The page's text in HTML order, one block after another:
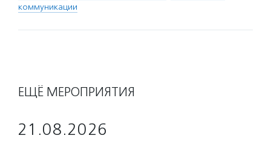
коммуникации
ЕЩЁ МЕРОПРИЯТИЯ
21.08.2026